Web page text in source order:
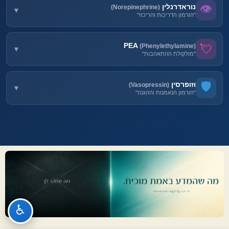
אחראי על "הפרפרים בבטן", הלב שדופק, הידיים הרועדות במפגש ראשון
מה מוריד:
ביטחון, תקשורת טובה, שינה, פעילות גופנית, מדיטציה
עולה בחוסר ודאות ("למה הוא לא עונה?"), גורם לחרדה ולהתנהגות דביקה
מה מעלה:
מה מוריד:
ישיבה ממושכת, בדידות, סטרס כרוני
יוצרים את תחושת האושר אחרי סקס, את הקשר הפיזי, ומקלים על כאב פרידה
הורמון מין (גם אצל נשים!) שאחראי על דחף מיני, ביטחון ואנרגיה
אשכים (גברים), שחלות ואדרנל (נשים)
מה מעלה:
מה מוריד:
סטרס כרוני, חוסר שינה, השמנה, דיכאון
👁️ נוראדרנלין (Norepinephrine)
"הורמון הדריכות והריכוז"
▼
מה זה:
נוירוטרנסמיטר שמגביר ערנות, ריכוז וקשב
מערכת העצבים והאדרנל
מה מעלה:
💘
PEA (Phenylethylamine)
"מולקולת ההתאהבות"
▼
מה זה:
חומר דמוי-אמפטמין טבעי שיוצר את "השיכרון" של התאהבות
אחראי על האופוריה בהתאהבות, חוסר השינה, חוסר התיאבון, והתחושה ש"הוא
🛡️ וזופרסין (Vasopressin)
"הורמון הנאמנות וההגנה"
▼
קשר זוגי יציב, סקס קבוע עם אותו פרטנר, הולדת ילדים
♿